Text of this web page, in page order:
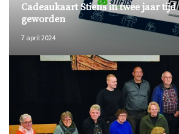
Cadeaukaart Stiens in twee jaar
geworden
7 april 2024